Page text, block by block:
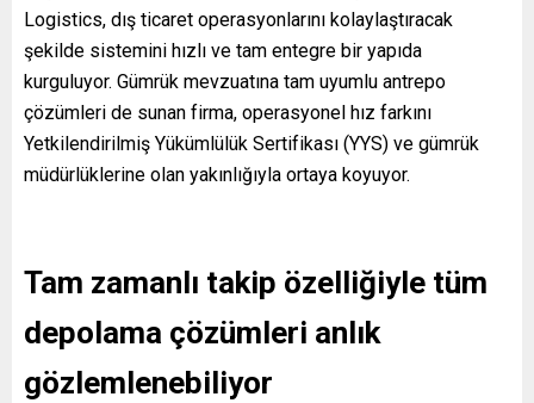
Logistics, dış ticaret operasyonlarını kolaylaştıracak
şekilde sistemini hızlı ve tam entegre bir yapıda
kurguluyor. Gümrük mevzuatına tam uyumlu antrepo
çözümleri de sunan firma, operasyonel hız farkını
Yetkilendirilmiş Yükümlülük Sertifikası (YYS) ve gümrük
müdürlüklerine olan yakınlığıyla ortaya koyuyor.
Tam zamanlı takip özelliğiyle tüm
depolama çözümleri anlık
gözlemlenebiliyor